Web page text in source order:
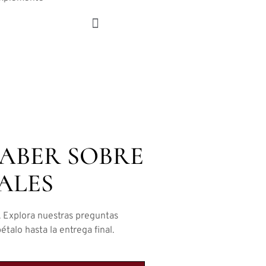
SOBRE
nuestras preguntas
hasta la entrega final.